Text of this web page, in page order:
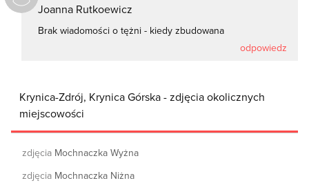
Joanna Rutkoewicz
Brak wiadomości o tężni - kiedy zbudowana
odpowiedz
Krynica-Zdrój, Krynica Górska - zdjęcia okolicznych
miejscowości
zdjęcia Mochnaczka Wyżna
zdjęcia Mochnaczka Niżna